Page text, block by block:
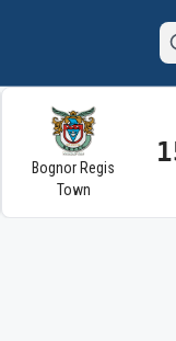
Bognor Regis
Town